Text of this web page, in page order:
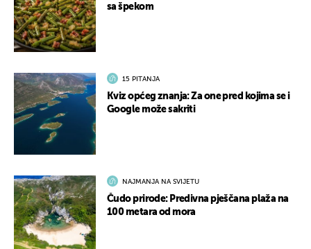
sa špekom
15 PITANJA
Kviz općeg znanja: Za one pred kojima se i
Google može sakriti
NAJMANJA NA SVIJETU
Čudo prirode: Predivna pješčana plaža na
100 metara od mora